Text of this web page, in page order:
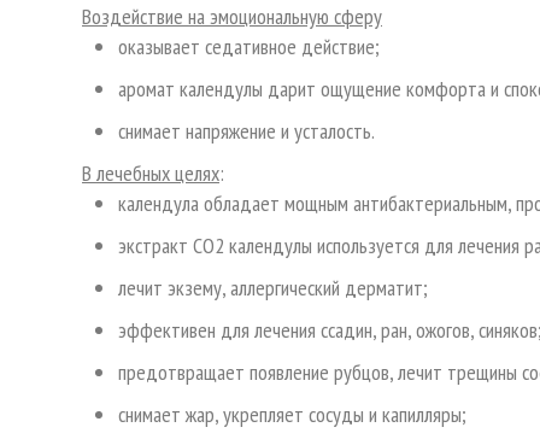
Воздействие на эмоциональную сферу
оказывает седативное действие;
аромат календулы дарит ощущение комфорта и
снимает напряжение и усталость.
В лечебных целях:
календула обладает мощным антибактериальным,
экстракт СО2 календулы используется для лечения
лечит экзему, аллергический дерматит;
эффективен для лечения ссадин, ран, ожогов,
предотвращает появление рубцов, лечит трещины
снимает жар, укрепляет сосуды и капилляры;